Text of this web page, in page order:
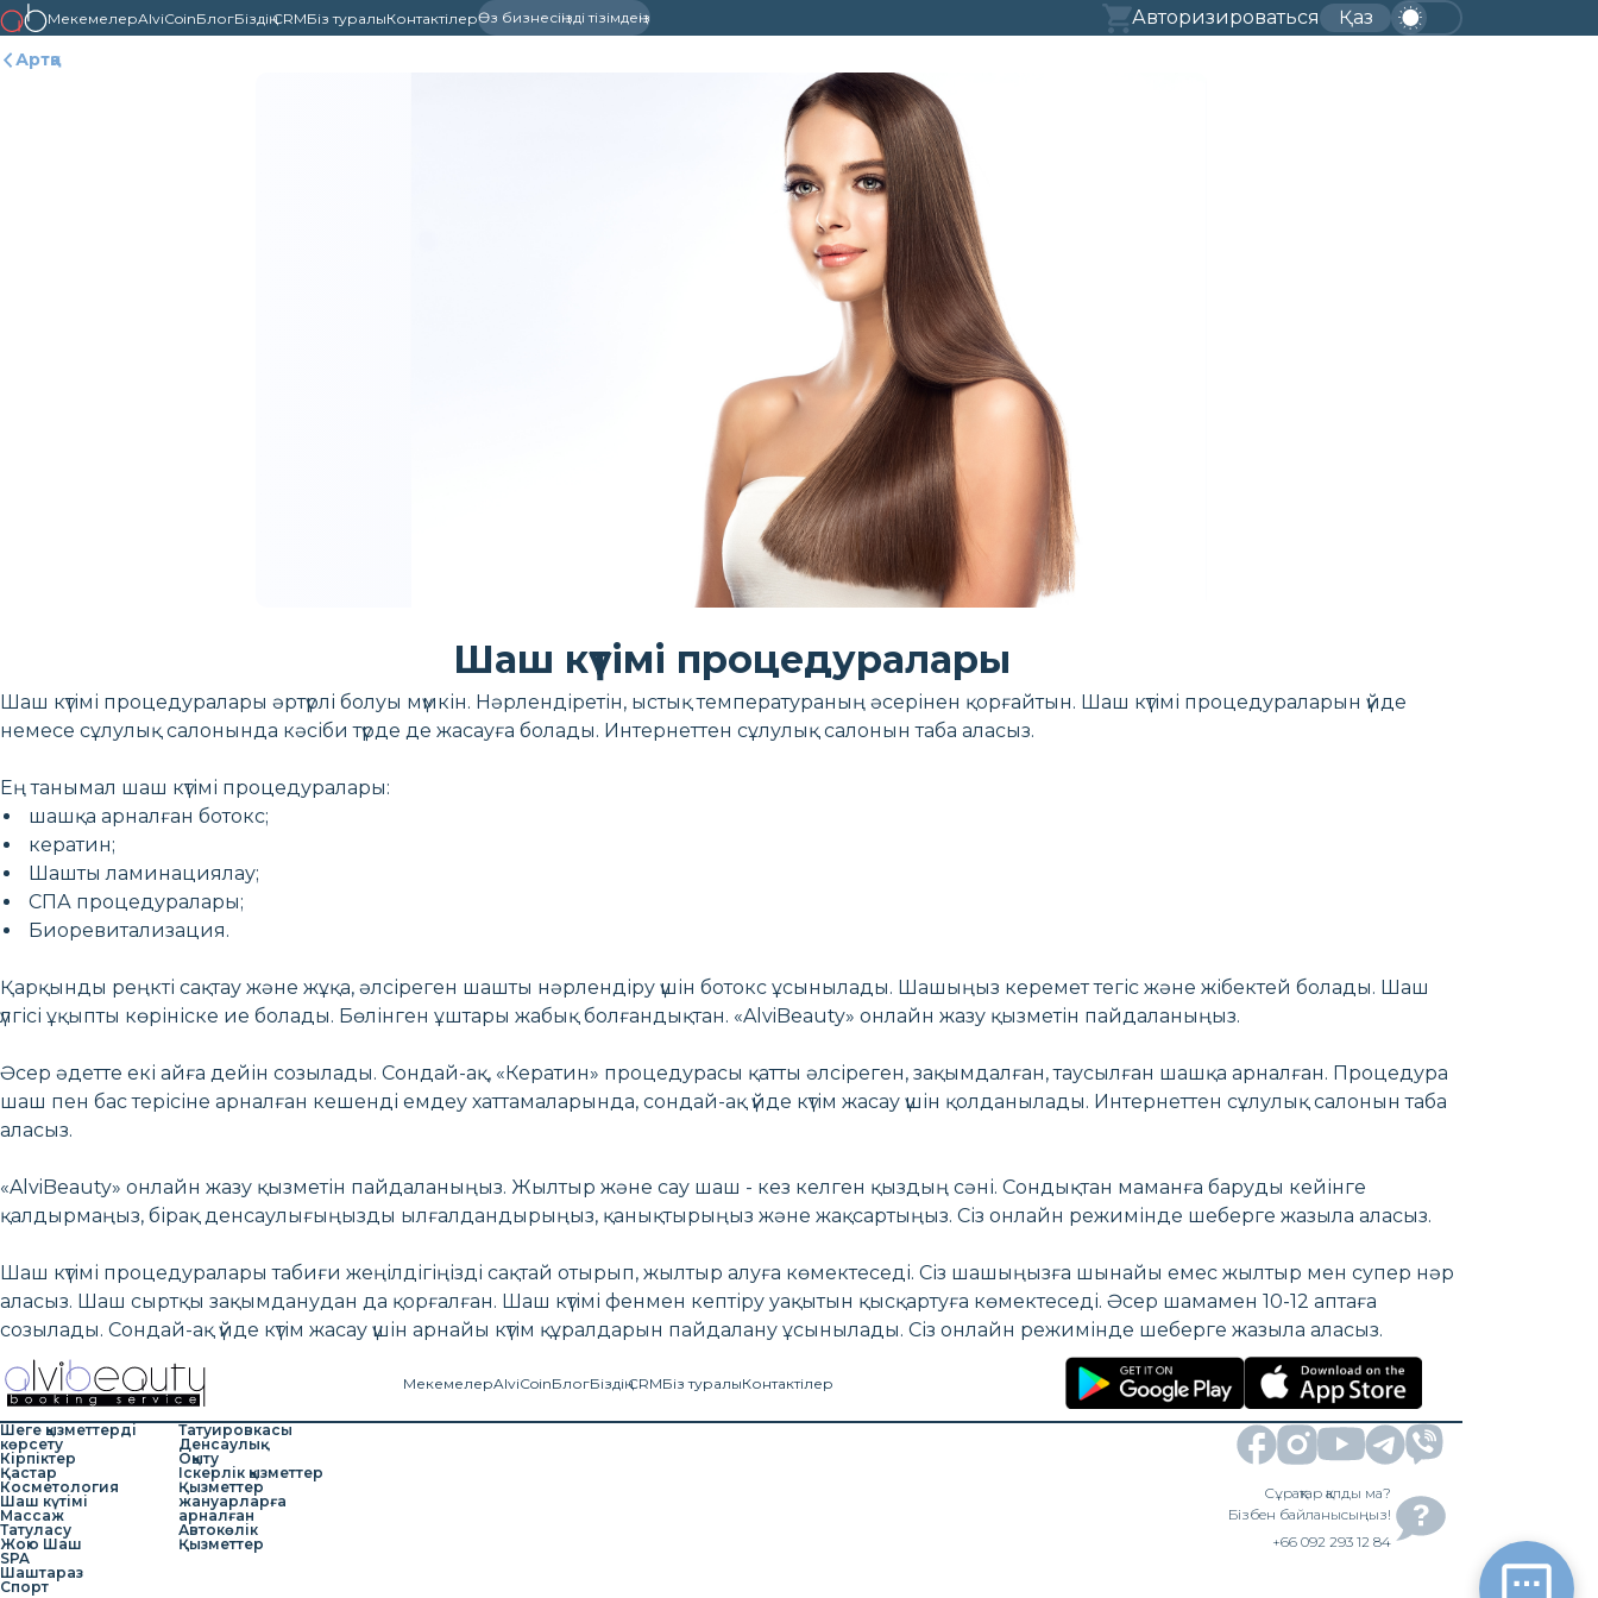
МекемелерAlviCoinБлогБіздің CRMБіз туралыКонтактілерӨз бизнесіңізді тізімдеңіз Авторизироваться Қаз
Артқа
Шаш күтімі процедуралары
Шаш күтімі процедуралары әртүрлі болуы мүмкін. Нәрлендіретін, ыстық температураның әсерінен қорғайтын. Шаш күтімі процедураларын үйде
немесе сұлулық салонында кәсіби түрде де жасауға болады. Интернеттен сұлулық салонын таба аласыз.
Ең танымал шаш күтімі процедуралары:
шашқа арналған ботокс;
кератин;
Шашты ламинациялау;
СПА процедуралары;
Биоревитализация.
Қарқынды реңкті сақтау және жұқа, әлсіреген шашты нәрлендіру үшін ботокс ұсынылады. Шашыңыз керемет тегіс және жібектей болады. Шаш
үлгісі ұқыпты көрініске ие болады. Бөлінген ұштары жабық болғандықтан. «AlviBeauty» онлайн жазу қызметін пайдаланыңыз.
Әсер әдетте екі айға дейін созылады. Сондай-ақ, «Кератин» процедурасы қатты әлсіреген, зақымдалған, таусылған шашқа арналған. Процедура
шаш пен бас терісіне арналған кешенді емдеу хаттамаларында, сондай-ақ үйде күтім жасау үшін қолданылады. Интернеттен сұлулық салонын таба
аласыз.
«AlviBeauty» онлайн жазу қызметін пайдаланыңыз. Жылтыр және сау шаш - кез келген қыздың сәні. Сондықтан маманға баруды кейінге
қалдырмаңыз, бірақ денсаулығыңызды ылғалдандырыңыз, қанықтырыңыз және жақсартыңыз. Сіз онлайн режимінде шеберге жазыла аласыз.
Шаш күтімі процедуралары табиғи жеңілдігіңізді сақтай отырып, жылтыр алуға көмектеседі. Сіз шашыңызға шынайы емес жылтыр мен супер нәр
аласыз. Шаш сыртқы зақымданудан да қорғалған. Шаш күтімі фенмен кептіру уақытын қысқартуға көмектеседі. Әсер шамамен 10-12 аптаға
созылады. Сондай-ақ үйде күтім жасау үшін арнайы күтім құралдарын пайдалану ұсынылады. Сіз онлайн режимінде шеберге жазыла аласыз.
МекемелерAlviCoinБлогБіздің CRMБіз туралыКонтактілер
Шеге қызметтерді
көрсету
Кірпіктер
Қастар
Косметология
Шаш күтімі
Массаж
Татуласу
Жою Шаш
SPA
Шаштараз
Спорт
Татуировкасы
Денсаулық
Оқыту
Іскерлік қызметтер
Қызметтер
жануарларға
арналған
Автокөлік
Қызметтер
Сұрақтар қалды ма?
Бізбен байланысыңыз!
+66 092 293 12 84